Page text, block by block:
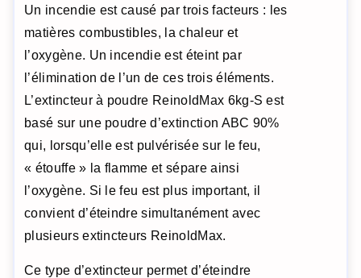
Un incendie est causé par trois facteurs : les
matières combustibles, la chaleur et
l’oxygène. Un incendie est éteint par
l’élimination de l’un de ces trois éléments.
L’extincteur à poudre ReinoldMax 6kg-S est
basé sur une poudre d’extinction ABC 90%
qui, lorsqu’elle est pulvérisée sur le feu,
« étouffe » la flamme et sépare ainsi
l’oxygène. Si le feu est plus important, il
convient d’éteindre simultanément avec
plusieurs extincteurs ReinoldMax.
Ce type d’extincteur permet d’éteindre